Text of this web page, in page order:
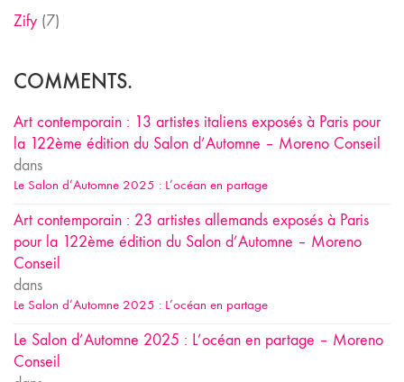
Zify (7)
COMMENTS.
Art contemporain : 13 artistes italiens exposés à Paris pour
la 122ème édition du Salon d’Automne – Moreno Conseil
dans
Le Salon d’Automne 2025 : L’océan en partage
Art contemporain : 23 artistes allemands exposés à Paris
pour la 122ème édition du Salon d’Automne – Moreno
Conseil
dans
Le Salon d’Automne 2025 : L’océan en partage
Le Salon d’Automne 2025 : L’océan en partage – Moreno
Conseil